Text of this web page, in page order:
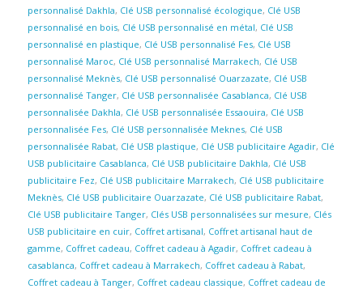
personnalisé Dakhla, Clé USB personnalisé écologique, Clé USB
personnalisé en bois, Clé USB personnalisé en métal, Clé USB
personnalisé en plastique, Clé USB personnalisé Fes, Clé USB
personnalisé Maroc, Clé USB personnalisé Marrakech, Clé USB
personnalisé Meknès, Clé USB personnalisé Ouarzazate, Clé USB
personnalisé Tanger, Clé USB personnalisée Casablanca, Clé USB
personnalisée Dakhla, Clé USB personnalisée Essaouira, Clé USB
personnalisée Fes, Clé USB personnalisée Meknes, Clé USB
personnalisée Rabat, Clé USB plastique, Clé USB publicitaire Agadir, Clé
USB publicitaire Casablanca, Clé USB publicitaire Dakhla, Clé USB
publicitaire Fez, Clé USB publicitaire Marrakech, Clé USB publicitaire
Meknès, Clé USB publicitaire Ouarzazate, Clé USB publicitaire Rabat,
Clé USB publicitaire Tanger, Clés USB personnalisées sur mesure, Clés
USB publicitaire en cuir, Coffret artisanal, Coffret artisanal haut de
gamme, Coffret cadeau, Coffret cadeau à Agadir, Coffret cadeau à
casablanca, Coffret cadeau à Marrakech, Coffret cadeau à Rabat,
Coffret cadeau à Tanger, Coffret cadeau classique, Coffret cadeau de